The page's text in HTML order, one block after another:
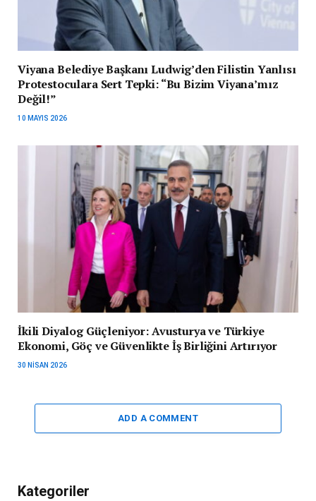
Viyana Belediye Başkanı Ludwig’den Filistin Yanlısı
Protestoculara Sert Tepki: “Bu Bizim Viyana’mız
Değil!”
10 MAYIS 2026
İkili Diyalog Güçleniyor: Avusturya ve Türkiye
Ekonomi, Göç ve Güvenlikte İş Birliğini Artırıyor
30 NISAN 2026
ADD A COMMENT
Kategoriler